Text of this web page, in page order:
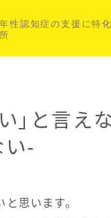
性認知症の支援に特
」と言え
い-
思います。